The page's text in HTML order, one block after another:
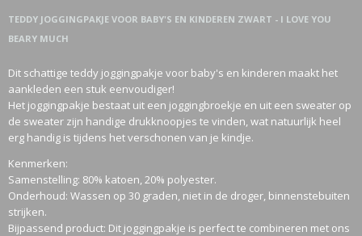
TEDDY JOGGINGPAKJE VOOR BABY'S EN KINDEREN ZWART - I LOVE YOU
BEARY MUCH
Dit schattige teddy joggingpakje voor baby's en kinderen maakt het
aankleden een stuk eenvoudiger!
Het joggingpakje bestaat uit een joggingbroekje en uit een sweater op
de sweater zijn handige drukknoopjes te vinden, wat natuurlijk heel
erg handig is tijdens het verschonen van je kindje.
Kenmerken:
Samenstelling: 80% katoen, 20% polyester.
Onderhoud: Wassen op 30 graden, niet in de droger, binnenstebuiten
strijken.
Bijpassend product: Dit joggingpakje is perfect te combineren met ons